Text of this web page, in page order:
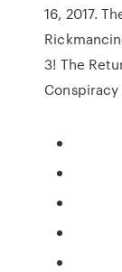
16, 2017.
3! The